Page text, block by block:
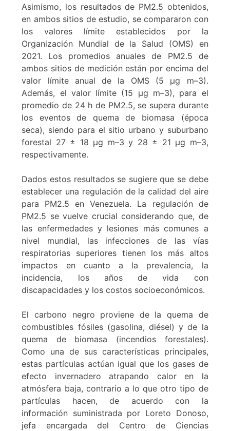
Asimismo, los resultados de PM2.5 obtenidos,
en ambos sitios de estudio, se compararon con
los valores límite establecidos por la
Organización Mundial de la Salud (OMS) en
2021. Los promedios anuales de PM2.5 de
ambos sitios de medición están por encima del
valor límite anual de la OMS (5 µg m–3).
Además, el valor límite (15 µg m–3), para el
promedio de 24 h de PM2.5, se supera durante
los eventos de quema de biomasa (época
seca), siendo para el sitio urbano y suburbano
forestal 27 ± 18 µg m–3 y 28 ± 21 µg m–3,
respectivamente.
Dados estos resultados se sugiere que se debe
establecer una regulación de la calidad del aire
para PM2.5 en Venezuela. La regulación de
PM2.5 se vuelve crucial considerando que, de
las enfermedades y lesiones más comunes a
nivel mundial, las infecciones de las vías
respiratorias superiores tienen los más altos
impactos en cuanto a la prevalencia, la
incidencia, los años de vida con
discapacidades y los costos socioeconómicos.
El carbono negro proviene de la quema de
combustibles fósiles (gasolina, diésel) y de la
quema de biomasa (incendios forestales).
Como una de sus características principales,
estas partículas actúan igual que los gases de
efecto invernadero atrapando calor en la
atmósfera baja, contrario a lo que otro tipo de
partículas hacen, de acuerdo con la
información suministrada por Loreto Donoso,
jefa encargada del Centro de Ciencias